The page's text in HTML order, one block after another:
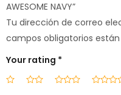
AWESOME NAVY”
Tu dirección de correo
campos obligatorios
Your rating *